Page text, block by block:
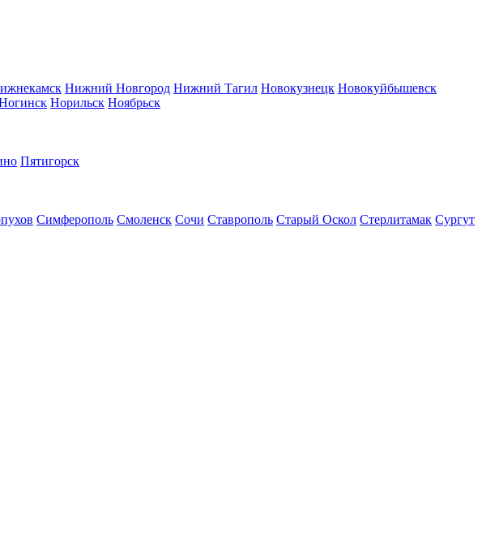
Нижний Новгород Нижний Тагил Новокузнецк Новокуйбышевск
Норильск Ноябрьск
Пятигорск
Симферополь Смоленск Сочи Ставрополь Старый Оскол Стерлитамак Сургут